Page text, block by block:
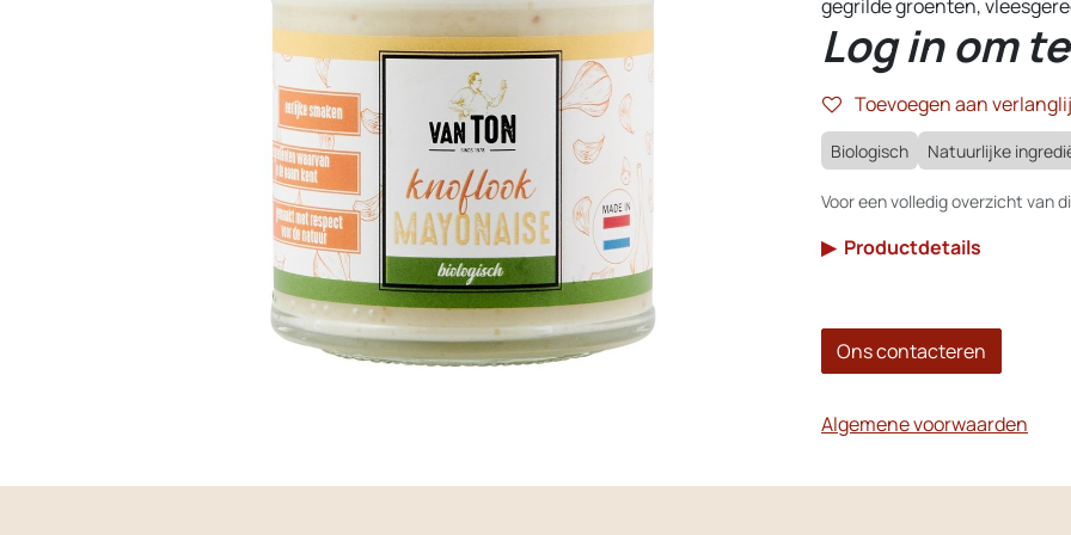
gegrilde groenten,
Log in om
Toevoegen aan
Biologisch Natuurlijke
Voor een volledig overzicht van
▶ Productdetails
Ons contacteren
Algemene voorwaarden